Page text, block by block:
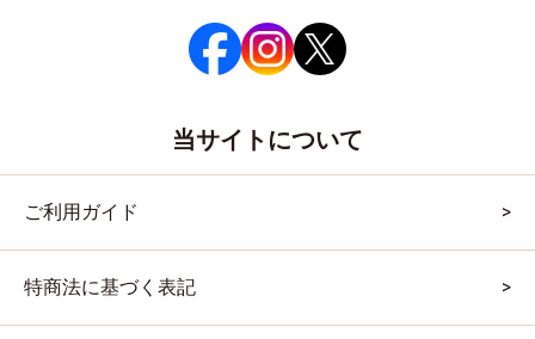
当サイトについて
ご利用ガイド
特商法に基づく表記